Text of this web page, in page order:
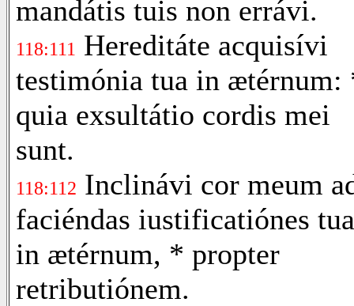
mandátis tuis non errávi.
118:111 Hereditáte acquisívi
testimónia tua in ætérnum:
quia exsultátio cordis mei
sunt.
118:112 Inclinávi cor meum
faciéndas iustificatiónes
in ætérnum, * propter
retributiónem.